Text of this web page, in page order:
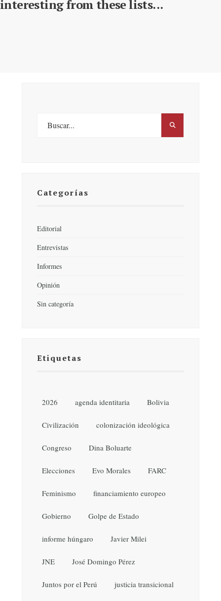
interesting from these lists...
Categorías
Editorial
Entrevistas
Informes
Opinión
Sin categoría
Etiquetas
2026 agenda identitaria Bolivia
Civilización colonización ideológica
Congreso Dina Boluarte
Elecciones Evo Morales FARC
Feminismo financiamiento europeo
Gobierno Golpe de Estado
informe húngaro Javier Milei
JNE José Domingo Pérez
Juntos por el Perú justicia transicional